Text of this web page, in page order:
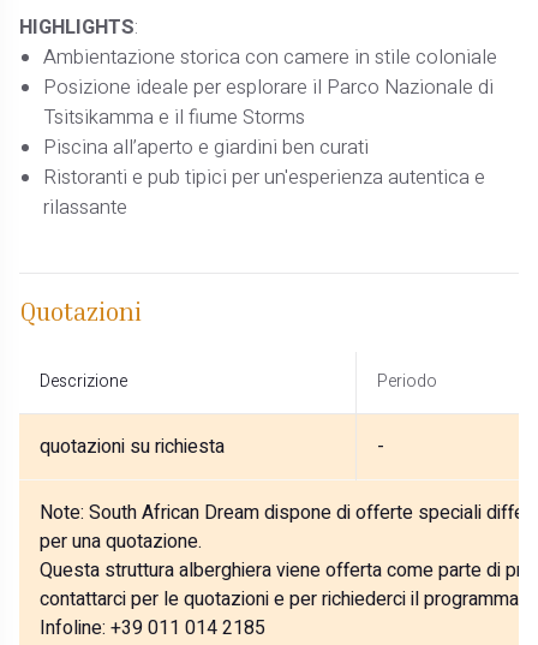
HIGHLIGHTS:
Ambientazione storica con camere in stile coloniale
Posizione ideale per esplorare il Parco Nazionale di
Tsitsikamma e il fiume Storms
Piscina all’aperto e giardini ben curati
Ristoranti e pub tipici per un'esperienza autentica e
rilassante
Quotazioni
Descrizione Periodo
quotazioni su richiesta -
Note: South African Dream dispone di offerte speciali
per una quotazione.
Questa struttura alberghiera viene offerta come parte di
contattarci per le quotazioni e per richiederci il programma
Infoline: +39 011 014 2185